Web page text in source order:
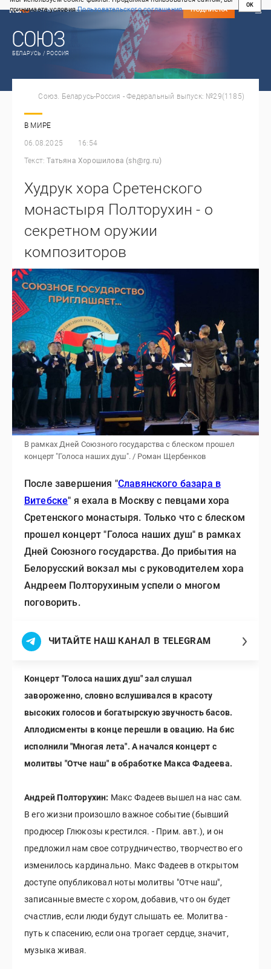
принимаете условияПользовательского соглашения
OK
СВЕЖИЙ НОМЕР
ПОДПИСКА
БЕЛАРУСЬ / РОССИЯ
В МИРЕ
06.08.2025 16:54
Текст: Татьяна Хорошилова (sh@rg.ru)
Союз. Беларусь-Россия - Федеральный выпуск: №29(1185)
Худрук хора Сретенского
монастыря Полторухин - о
секретном оружии
композиторов
В рамках Дней Союзного государства с блеском прошел
концерт "Голоса наших душ". / Роман Щербенков
После завершения "Славянского базара в
Витебске" я ехала в Москву с певцами хора
Сретенского монастыря. Только что с блеском
прошел концерт "Голоса наших душ" в рамках
Дней Союзного государства. До прибытия на
Белорусский вокзал мы с руководителем хора
Андреем Полторухиным успели о многом
поговорить.
ЧИТАЙТЕ НАШ КАНАЛ В TELEGRAM
Концерт "Голоса наших душ" зал слушал
завороженно, словно вслушивался в красоту
высоких голосов и богатырскую звучность басов.
Аплодисменты в конце перешли в овацию. На бис
исполнили "Многая лета". А начался концерт с
молитвы "Отче наш" в обработке Макса Фадеева.
Андрей Полторухин: Макс Фадеев вышел на нас сам.
В его жизни произошло важное событие (бывший
продюсер Глюкозы крестился. - Прим. авт.), и он
предложил нам свое сотрудничество, творчество его
изменилось кардинально. Макс Фадеев в открытом
доступе опубликовал ноты молитвы "Отче наш",
записанные вместе с хором, добавив, что он будет
счастлив, если люди будут слышать ее. Молитва -
путь к спасению, если она трогает сердце, значит,
музыка живая.